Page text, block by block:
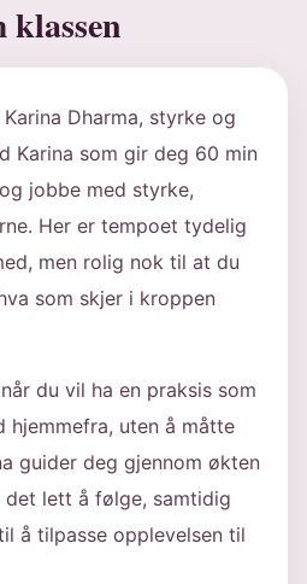
klassen
Dharma, styrke og
Karina som gir deg 60 min
jobbe med styrke,
Her er tempoet tydelig
men rolig nok til at du
som skjer i kroppen
du vil ha en praksis som
hjemmefra, uten å måtte
guider deg gjennom økten
det lett å følge, samtidig
å tilpasse opplevelsen til